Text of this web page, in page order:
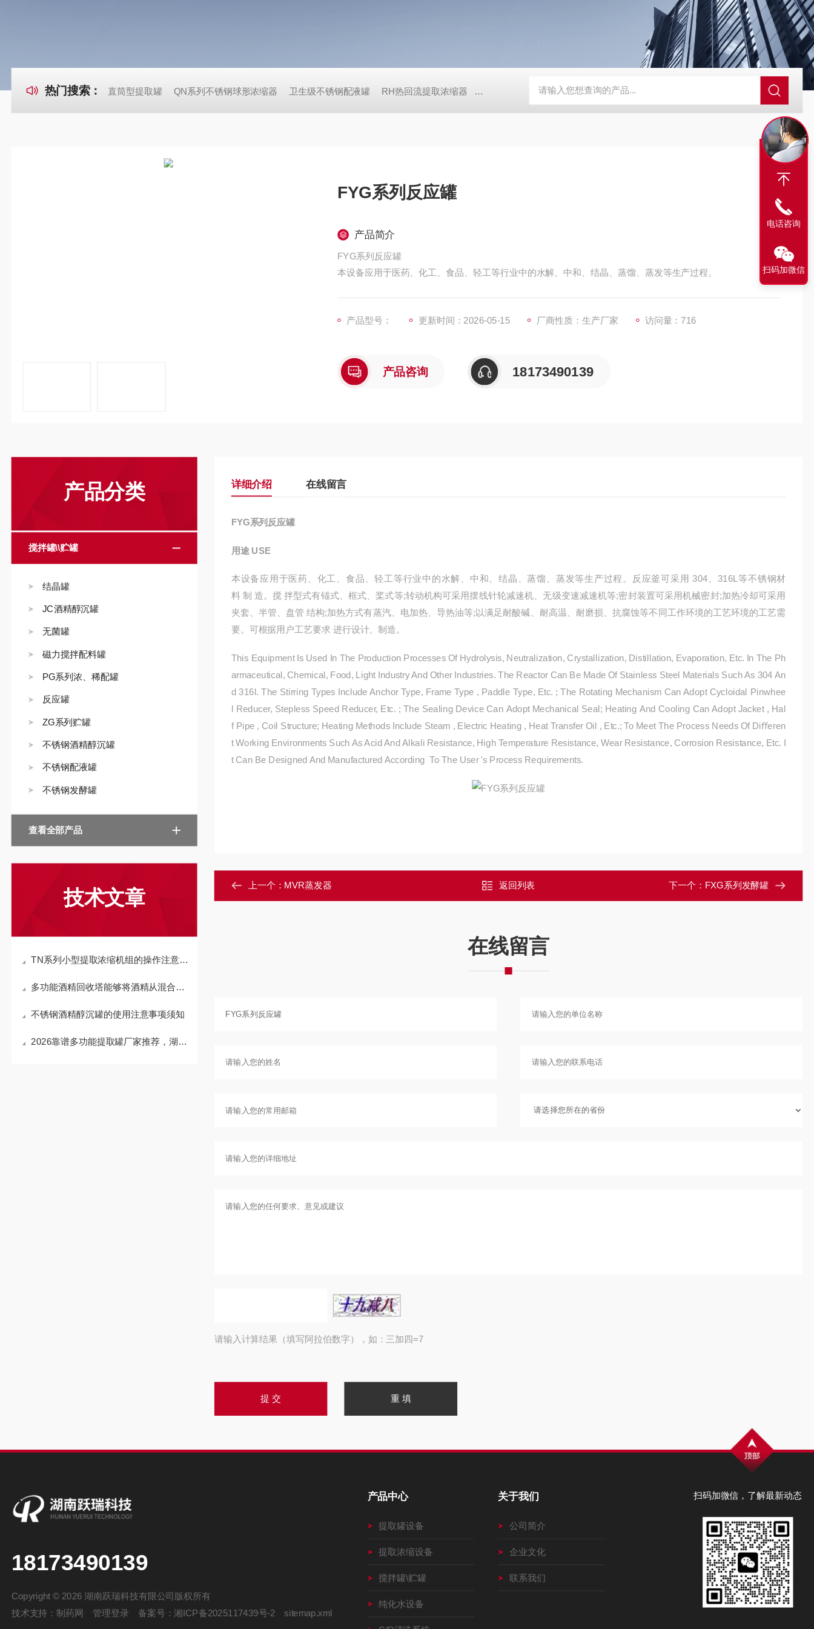
热门搜索： 直筒型提取罐 QN系列不锈钢球形浓缩器 卫生级不锈钢配液罐 RH热回流提取浓缩器 ZN系列真空减压浓缩器 不锈钢中药渗漉罐 TN型多功能提
FYG系列反应罐
产品简介
FYG系列反应罐
本设备应⽤于医药、化⼯、食品、轻⼯等⾏业中的水解、中和、结晶、蒸馏、蒸发等⽣产过程。
产品型号： 更新时间：2026-05-15 厂商性质：生产厂家 访问量：716
产品咨询 18173490139
产品分类
搅拌罐\\贮罐
结晶罐
JC酒精醇沉罐
无菌罐
磁⼒搅拌配料罐
PG系列浓、稀配罐
反应罐
ZG系列贮罐
不锈钢酒精醇沉罐
不锈钢配液罐
不锈钢发酵罐
查看全部产品
技术文章
TN系列小型提取浓缩机组的操作注意事项
多功能酒精回收塔能够将酒精从混合物中有效的分离出来
不锈钢酒精醇沉罐的使用注意事项须知
2026靠谱多功能提取罐厂家推荐，湖南跃瑞质量口碑双在线
详细介绍 在线留言
FYG系列反应罐
⽤途 USE
本设备应⽤于医药、化⼯、食品、轻⼯等⾏业中的水解、中和、结晶、蒸馏、蒸发等⽣产过程。反应釜可采⽤ 304、316L等不锈钢材
料 制 造。搅 拌型式有锚式、框式、桨式等;转动机构可采⽤摆线针轮减速机、无级变速减速机等;密封装置可采⽤机械密封;加热冷却可采⽤
夹套、半管、盘管 结构;加热方式有蒸汽、电加热、导热油等;以满⾜耐酸碱、耐高温、耐磨损、抗腐蚀等不同⼯作环境的⼯艺环境的⼯艺需
要。可根据⽤户⼯艺要求 进⾏设计、制造。
This Equipment Is Used In The Production Processes Of Hydrolysis, Neutralization, Crystallization, Distillation, Evaporation, Etc. In The Ph
armaceutical, Chemical, Food, Light Industry And Other Industries. The Reactor Can Be Made Of Stainless Steel Materials Such As 304 An
d 316l. The Stirring Types Include Anchor Type, Frame Type , Paddle Type, Etc. ; The Rotating Mechanism Can Adopt Cycloidal Pinwhee
l Reducer, Stepless Speed Reducer, Etc. ; The Sealing Device Can Adopt Mechanical Seal; Heating And Cooling Can Adopt Jacket , Hal
f Pipe , Coil Structure; Heating Methods Include Steam , Electric Heating , Heat Transfer Oil , Etc.; To Meet The Process Needs Of Diﬀeren
t Working Environments Such As Acid And Alkali Resistance, High Temperature Resistance, Wear Resistance, Corrosion Resistance, Etc. I
t Can Be Designed And Manufactured According To The User 's Process Requirements.
上一个： MVR蒸发器 返回列表 下一个： FXG系列发酵罐
在线留言
请输入计算结果（填写阿拉伯数字），如：三加四=7
扫码加微信，了解最新动态
18173490139
Copyright © 2026 湖南跃瑞科技有限公司版权所有
技术支持：制药网 管理登录 备案号：湘ICP备2025117439号-2 sitemap.xml
产品中心
提取罐设备
提取浓缩设备
搅拌罐\贮罐
纯化水设备
关于我们
公司简介
企业文化
联系我们
电话咨询
扫码加微信